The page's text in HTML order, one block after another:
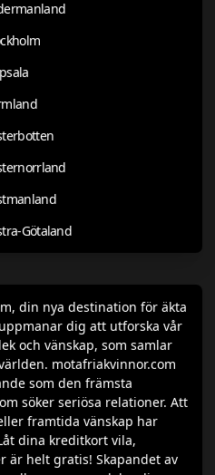
Götaland
din nya destination för äkta
dig att utforska vår
och vänskap, som samlar
motafriakvinnor.com
som den främsta
söker seriösa relationer. Att
framtida vänskap har
dina kreditkort vila,
är helt gratis! Skapandet av